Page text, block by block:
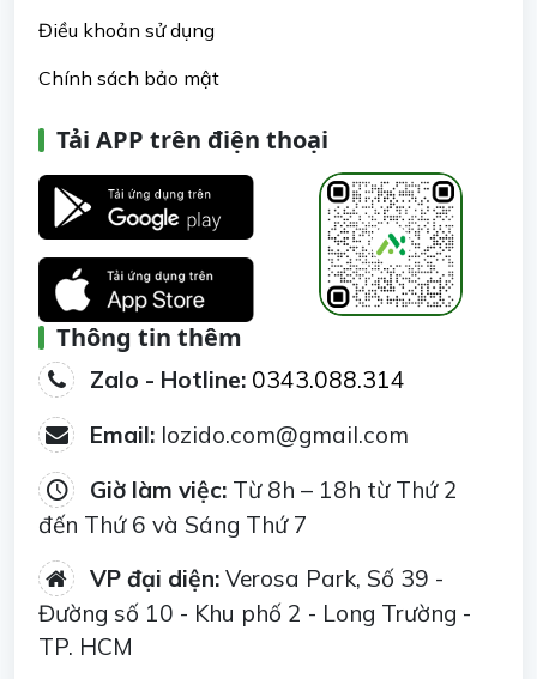
Điều khoản sử dụng
Chính sách bảo mật
Tải APP trên điện thoại
Thông tin thêm
Zalo - Hotline: 0343.088.314
Email: lozido.com@gmail.com
Giờ làm việc: Từ 8h – 18h từ Thứ 2
đến Thứ 6 và Sáng Thứ 7
VP đại diện: Verosa Park, Số 39 -
Đường số 10 - Khu phố 2 - Long Trường -
TP. HCM